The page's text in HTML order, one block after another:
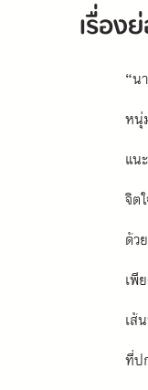
เรื่อง
“น
หนุ่
แน
จิต
ด้ว
เพี
เส้
ที่ป